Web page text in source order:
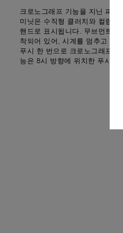
크로노그래프 기능을 지닌 파
미닛은 수직형 클러치와 컬럼
핸드로 표시됩니다. 무브먼트
착되어 있어, 시계를 멈추고 재
푸시 한 번으로 크로노그래프
능은 8시 방향에 위치한 푸시